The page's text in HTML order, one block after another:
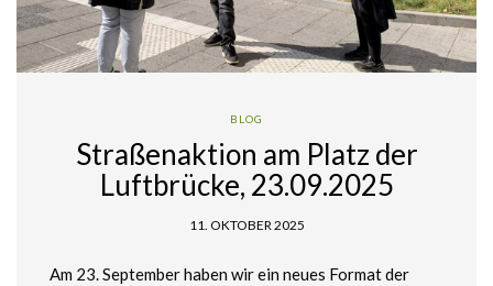
BLOG
Straßenaktion am Platz der
Luftbrücke, 23.09.2025
11. OKTOBER 2025
Am 23. September haben wir ein neues Format der